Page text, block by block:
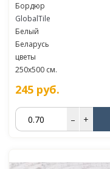
Бордюр
GlobalTile
Белый
Беларусь
цветы
250x500 см.
245 руб.
– +